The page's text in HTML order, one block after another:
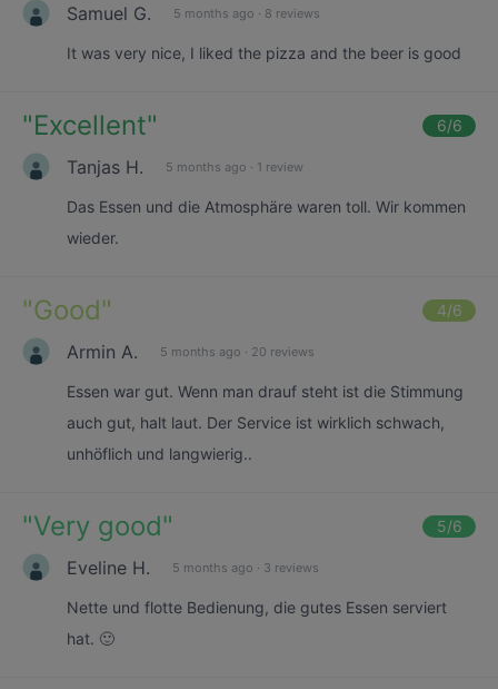
Samuel G. 5 months ago · 8 reviews
It was very nice, I liked the pizza and the beer is good
"Excellent" 6/6
Tanjas H. 5 months ago · 1 review
Das Essen und die Atmosphäre waren toll. Wir kommen
wieder.
"Good" 4/6
Armin A. 5 months ago · 20 reviews
Essen war gut. Wenn man drauf steht ist die Stimmung
auch gut, halt laut. Der Service ist wirklich schwach,
unhöflich und langwierig..
"Very good" 5/6
Eveline H. 5 months ago · 3 reviews
Nette und flotte Bedienung, die gutes Essen serviert
hat. 🙂